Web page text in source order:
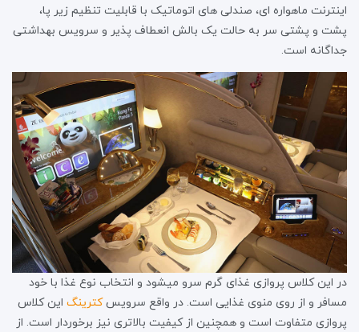
اینترنت ماهواره ای، صندلی های اتوماتیک با قابلیت تنظیم زیر پا،
پشت و پشتی سر به حالت یک بالش انعطاف پذیر و سرویس بهداشتی
جداگانه است.
در این کلاس پروازی غذای گرم سرو میشود و انتخاب نوع غذا با خود
مسافر و از روی منوی غذایی است. در واقع سرویسکترینگ این کلاس
پروازی متفاوت است و همچنین از کیفیت بالاتری نیز برخوردار است. از